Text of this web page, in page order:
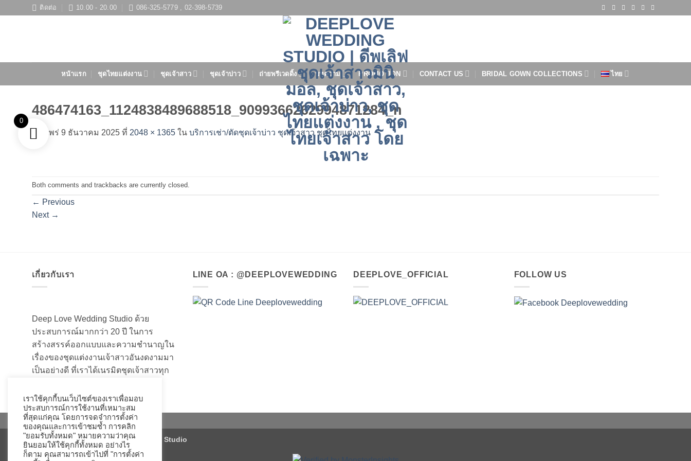
ติดต่อ 10.00 - 20.00 086-325-5779 , 02-398-5739
หน้าแรก ชุดไทยแต่งงาน ชุดเจ้าสาว ชุดเจ้าบ่าว ถ่ายพรีเวดดิ้ง บทความ PROMOTION CONTACT US BRIDAL GOWN COLLECTIONS ไทย
486474163_1124838489688518_9099366262994871284_n
เผยแพร่ 9 ธันวาคม 2025 ที่ 2048 × 1365 ใน บริการเช่า/ตัดชุดเจ้าบ่าว ชุดเจ้าสาว ชุดไทยแต่งงาน
Both comments and trackbacks are currently closed.
← Previous
Next →
เกี่ยวกับเรา
Deep Love Wedding Studio ด้วย
ประสบการณ์มากกว่า 20 ปี ในการ
สร้างสรรค์ออกแบบและความชำนาญใน
เรื่องของชุดแต่งงานเจ้าสาวอันงดงามมา
เป็นอย่างดี ที่เราได้เนรมิตชุดเจ้าสาวทุก
LINE OA : @DEEPLOVEWEDDING DEEPLOVE_OFFICIAL FOLLOW US
Copyright 2026 ©Deep Love Wedding Studio
เราใช้คุกกี้บนเว็บไซต์ของเราเพื่อมอบ
ประสบการณ์การใช้งานที่เหมาะสม
ที่สุดแก่คุณ โดยการจดจำการตั้งค่า
ของคุณและการเข้าชมซ้ำ การคลิก
"ยอมรับทั้งหมด" หมายความว่าคุณ
ยินยอมให้ใช้คุกกี้ทั้งหมด อย่างไร
ก็ตาม คุณสามารถเข้าไปที่ "การตั้งค่า
0